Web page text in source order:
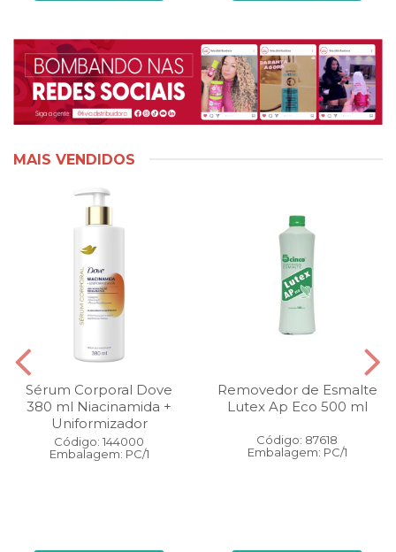
MAIS VENDIDOS
Sérum Corporal Dove
380 ml Niacinamida +
Uniformizador
Código: 144000
Embalagem: PC/1
Removedor de Esmalte
Lutex Ap Eco 500 ml
Código: 87618
Embalagem: PC/1